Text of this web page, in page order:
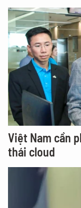
Việt Nam cần
thái cloud